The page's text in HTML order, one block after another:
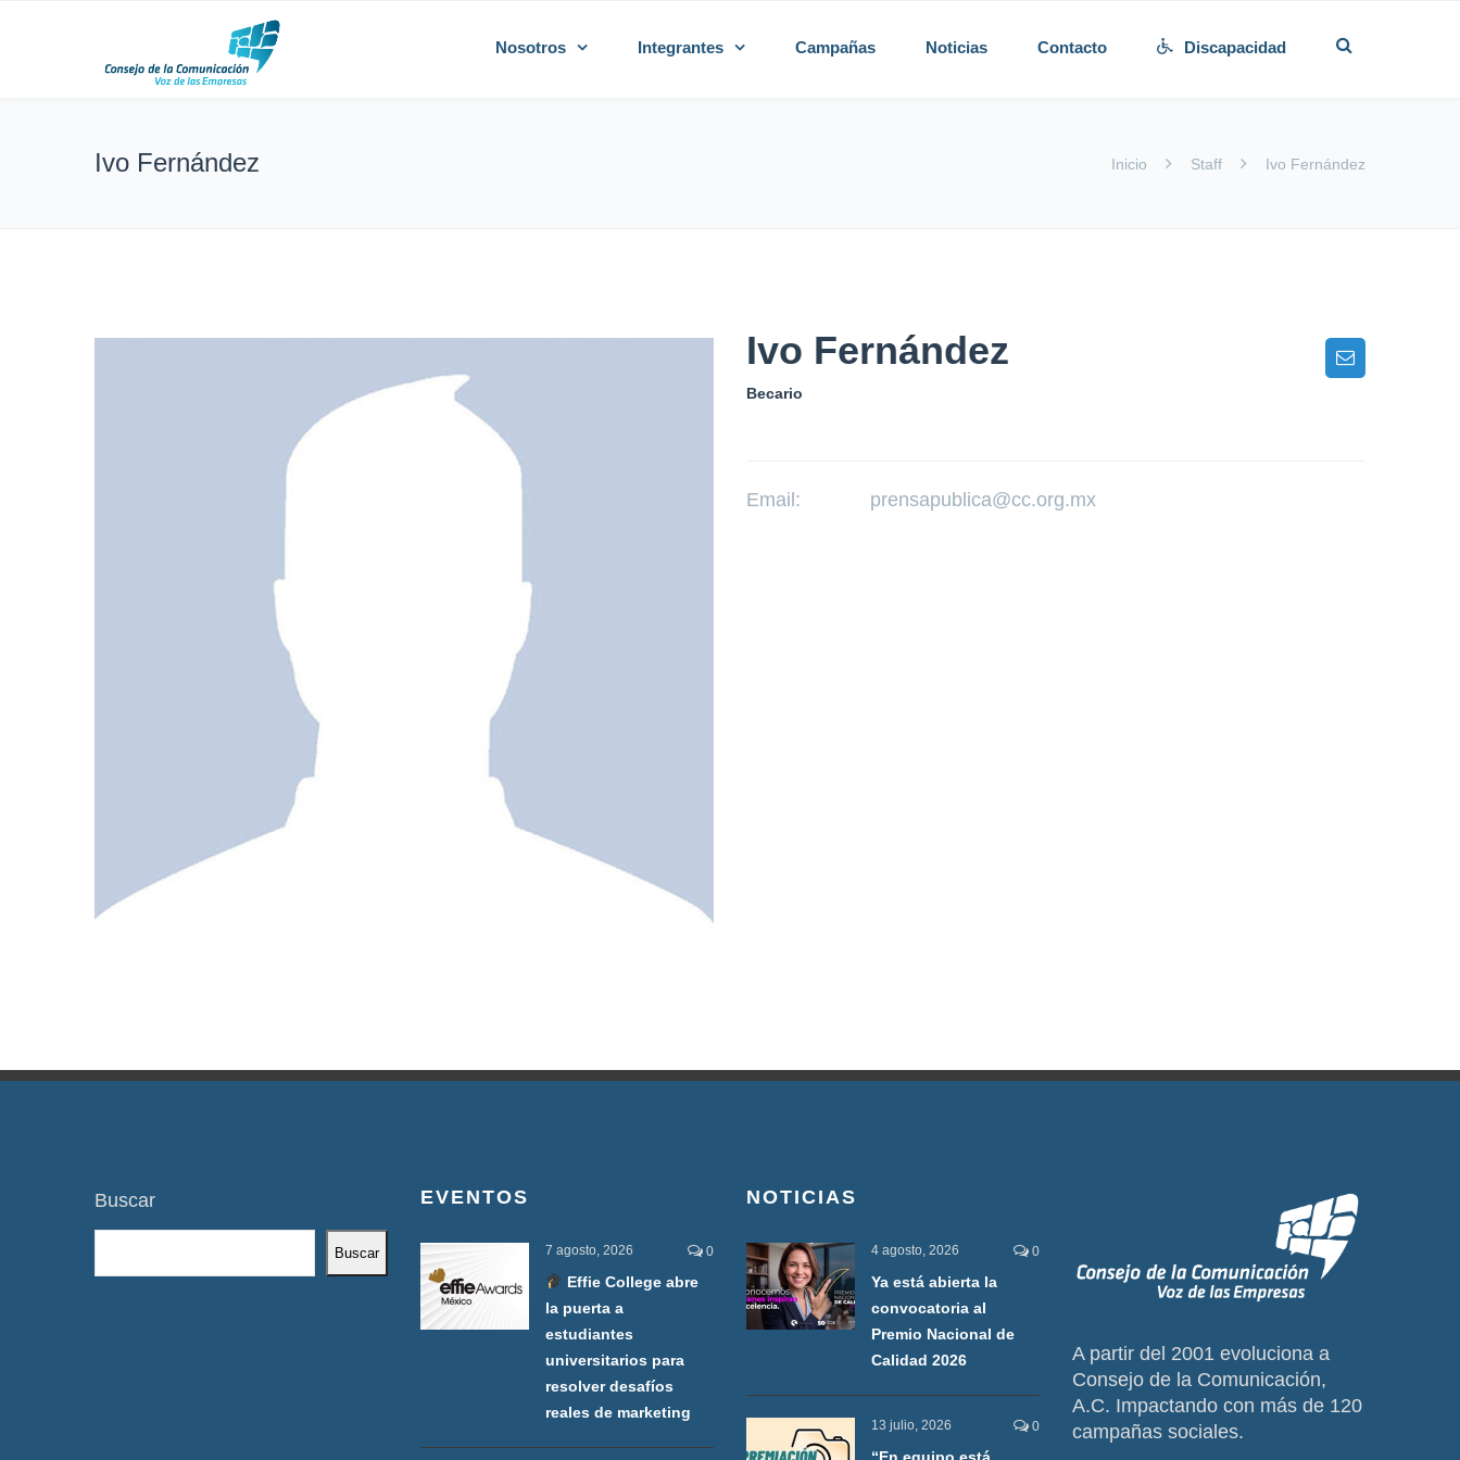
Nosotros Integrantes Campañas Noticias Contacto Discapacidad
Ivo Fernández Inicio Staff Ivo Fernández
Ivo Fernández
Becario
Email: prensapublica@cc.org.mx
Buscar
Buscar
EVENTOS
7 agosto, 2026 0
Effie College abre
la puerta a
estudiantes
universitarios para
resolver desafíos
reales de marketing
NOTICIAS
4 agosto, 2026 0
Ya está abierta la
convocatoria al
Premio Nacional de
Calidad 2026
13 julio, 2026 0
A partir del 2001 evoluciona a
Consejo de la Comunicación,
A.C. Impactando con más de 120
campañas sociales.